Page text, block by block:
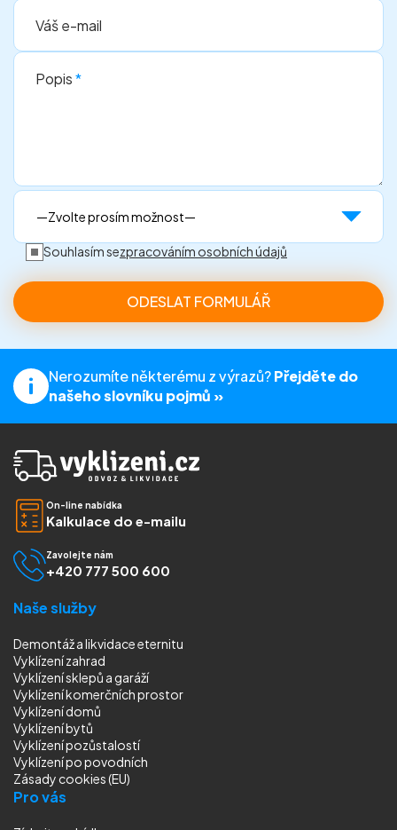
Váš e-mail
Popis*
Souhlasím sezpracováním osobních údajů
Nerozumíte některému z výrazů?Přejděte do
našeho slovníku pojmů »
On-line nabídka
Kalkulace do e-mailu
Zavolejte nám
+420 777 500 600
Naše služby
Demontáž a likvidace eternitu
Vyklízení zahrad
Vyklízení sklepů a garáží
Vyklízení komerčních prostor
Vyklízení domů
Vyklízení bytů
Vyklízení pozůstalostí
Vyklízenípo povodních
Zásady cookies (EU)
Pro vás